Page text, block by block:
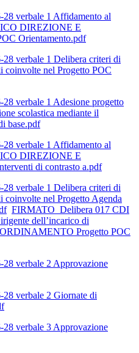
verbale 1 Affidamento al
DIREZIONE E
Orientamento.pdf
verbale 1 Delibera criteri di
coinvolte nel Progetto POC
verbale 1 Adesione progetto
scolastica mediante il
base.pdf
verbale 1 Affidamento al
DIREZIONE E
di contrasto a.pdf
verbale 1 Delibera criteri di
coinvolte nel Progetto Agenda
FIRMATO_Delibera 017 CDI
dell’incarico di
Progetto POC
verbale 2 Approvazione
verbale 2 Giornate di
verbale 3 Approvazione